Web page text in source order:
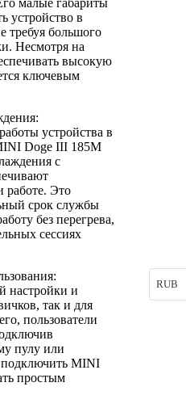
малые габариты
устройство в
требуя большого
Несмотря на
высокую
ключевым
устройства в
Doge III 185M
с
работе. Это
срок службы
без перегрева,
сессиях
настройки и
так и для
пользователи
пулу или
подключить MINI
простым
RUB